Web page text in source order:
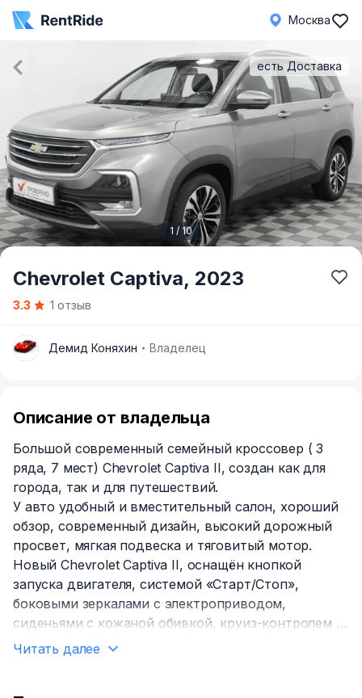
Москва
Item
1 / 10
есть Доставка
Chevrolet Captiva, 2023
3.3 1 отзыв
Д Демид Коняхин Владелец
Описание от владельца
Большой современный семейный кроссовер ( 3
ряда, 7 мест) Chevrolet Captiva II, создан как для
города, так и для путешествий.
У авто удобный и вместительный салон, хороший
обзор, современный дизайн, высокий дорожный
просвет, мягкая подвеска и тяговитый мотор.
Новый Chevrolet Captiva II, оснащён кнопкой
запуска двигателя, системой «Старт/Стоп»,
боковыми зеркалами с электроприводом,
сиденьями с кожаной обивкой, круиз-контролем и
камерой заднего вида с парктрониками.
Читать далее